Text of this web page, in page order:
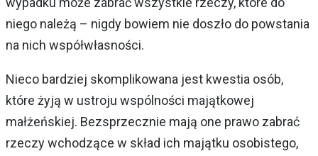
niego należą – nigdy bowiem nie doszło do powstania
na nich współwłasności.
Nieco bardziej skomplikowana jest kwestia osób,
które żyją w ustroju wspólności majątkowej
małżeńskiej. Bezsprzecznie mają one prawo zabrać
rzeczy wchodzące w skład ich majątku osobistego,